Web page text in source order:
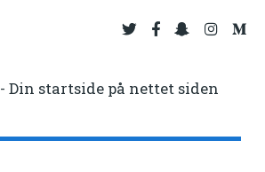
- Din startside på nettet siden